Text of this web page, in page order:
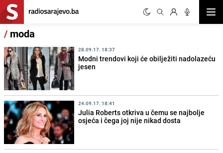
/ moda
28.09.17. 18:37
Modni trendovi koji će obilježiti nadolazeću
jesen
24.09.17. 18:41
Julia Roberts otkriva u čemu se najbolje
osjeća i čega joj nije nikad dosta